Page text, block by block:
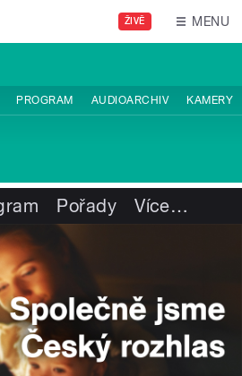
ŽIVĚ MENU
PROGRAM AUDIOARCHIV KAMERY
Pořady Více…